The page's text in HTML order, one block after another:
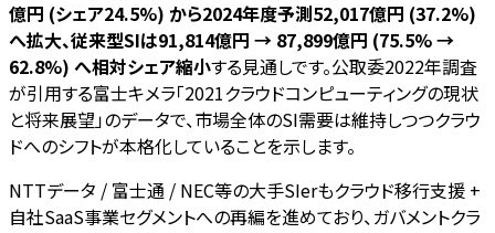
億円 (シェア24.5%) から2024年度予測52,017億円 (37.2%)
へ拡大、従来型SIは91,814億円 → 87,899億円 (75.5% →
62.8%) へ相対シェア縮小する見通しです。公取委2022年調査
が引用する富士キメラ「2021クラウドコンピューティングの現状
と将来展望」のデータで、市場全体のSI需要は維持しつつクラウ
ドへのシフトが本格化していることを示します。
NTTデータ / 富士通 / NEC等の大手SIerもクラウド移行支援 +
自社SaaS事業セグメントへの再編を進めており、ガバメントクラ